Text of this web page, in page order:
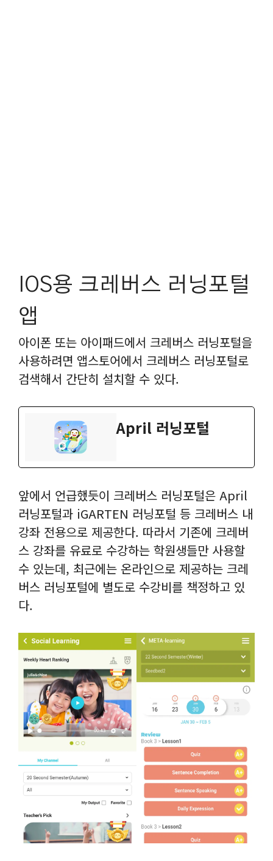
IOS용 크레버스 러닝포털
앱
아이폰 또는 아이패드에서 크레버스 러닝포털을
사용하려면 앱스토어에서 크레버스 러닝포털로
검색해서 간단히 설치할 수 있다.
‎April 러닝포털
앞에서 언급했듯이 크레버스 러닝포털은 April
러닝포털과 iGARTEN 러닝포털 등 크레버스 내
강좌 전용으로 제공한다. 따라서 기존에 크레버
스 강좌를 유료로 수강하는 학원생들만 사용할
수 있는데, 최근에는 온라인으로 제공하는 크레
버스 러닝포털에 별도로 수강비를 책정하고 있
다.